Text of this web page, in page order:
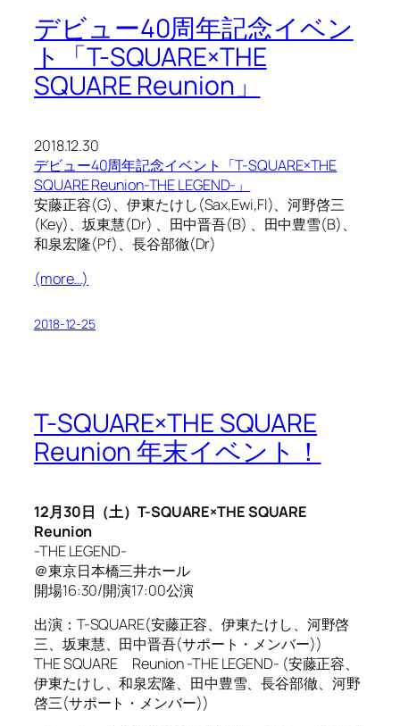
デビュー40周年記念イベン
ト「T-SQUARE×THE
SQUARE Reunion」
2018.12.30
デビュー40周年記念イベント「T-SQUARE×THE
SQUARE Reunion-THE LEGEND-」
安藤正容(G)、伊東たけし(Sax,Ewi,Fl)、河野啓三
(Key)、坂東慧(Dr) 、田中晋吾(B) 、田中豊雪(B)、
和泉宏隆(Pf)、長谷部徹(Dr)
(more…)
2018-12-25
T-SQUARE×THE SQUARE
Reunion 年末イベント！
12月30日（土）T-SQUARE×THE SQUARE
Reunion
-THE LEGEND-
＠東京日本橋三井ホール
開場16:30/開演17:00公演
出演：T-SQUARE(安藤正容、伊東たけし、河野啓
三、坂東慧、田中晋吾(サポート・メンバー))
THE SQUARE Reunion -THE LEGEND- (安藤正容、
伊東たけし、和泉宏隆、田中豊雪、長谷部徹、河野
啓三(サポート・メンバー))